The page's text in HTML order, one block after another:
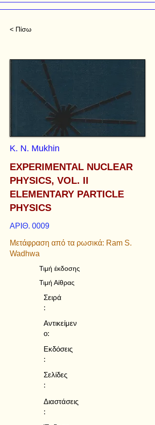
< Πίσω
K. N. Mukhin
EXPERIMENTAL NUCLEAR
PHYSICS, VOL. II
ELEMENTARY PARTICLE
PHYSICS
ΑΡΙΘ. 0009
Μετάφραση από τα ρωσικά: Ram S.
Wadhwa
Τιμή έκδοσης
Τιμή Αίθρας
Σειρά
:
Αντικείμεν
ο:
Εκδόσεις
:
Σελίδες
:
Διαστάσεις
: